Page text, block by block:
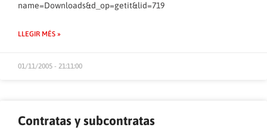
name=Downloads&d_op=getit&lid=719
LLEGIR MÉS »
01/11/2005 - 21:11:00
Contratas y subcontratas